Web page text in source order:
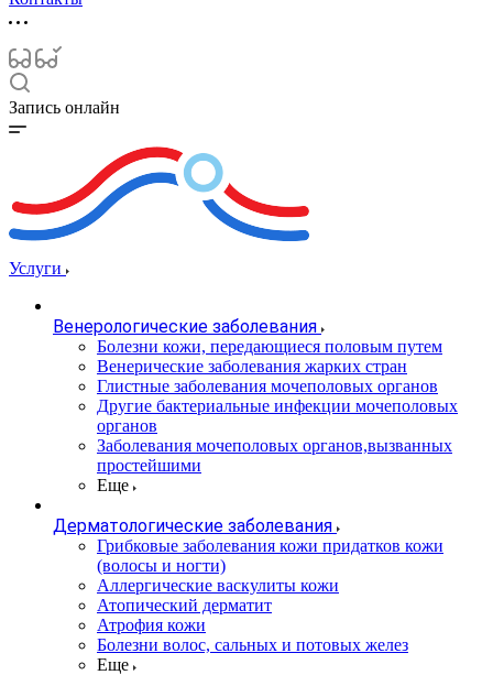
Запись онлайн
Услуги
Венерологические заболевания
Болезни кожи, передающиеся половым путем
Венерические заболевания жарких стран
Глистные заболевания мочеполовых органов
Другие бактериальные инфекции мочеполовых
органов
Заболевания мочеполовых органов,вызванных
простейшими
Еще
Дерматологические заболевания
Грибковые заболевания кожи придатков кожи
(волосы и ногти)
Аллергические васкулиты кожи
Атопический дерматит
Атрофия кожи
Болезни волос, сальных и потовых желез
Еще